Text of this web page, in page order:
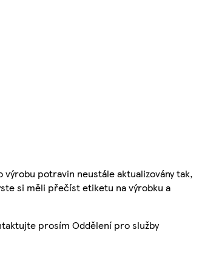
potravin neustále aktualizovány tak,
si měli přečíst etiketu na výrobku a
prosím Oddělení pro služby